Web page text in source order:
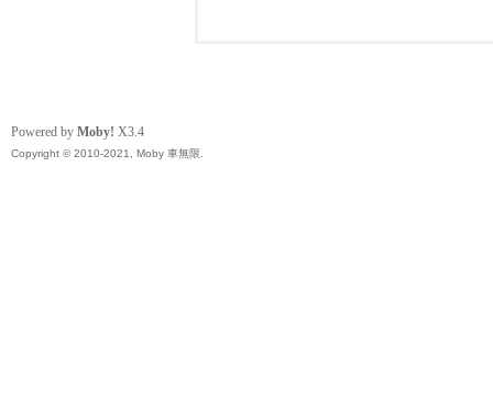
Powered by Moby! X3.4
Copyright © 2010-2021, Moby 車無限.